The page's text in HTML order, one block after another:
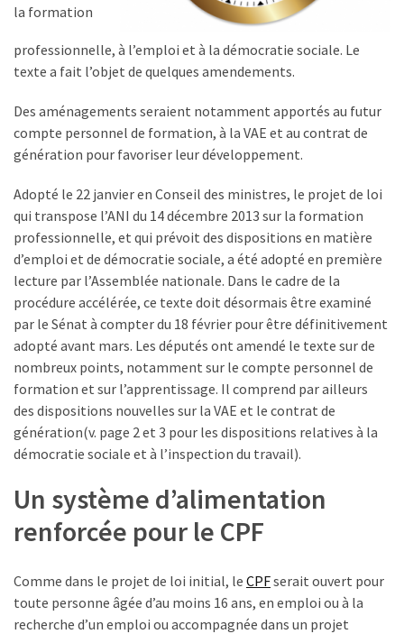
réellement
changer
dans
financement
des
formations
les
OPCO
Passeport
compétences
CV
certifié
qui
change
pour
DRH
Passeport
prévention
la formation
professionnelle, à l’emploi et à la démocratie sociale. Le
texte a fait l’objet de quelques amendements.
Des aménagements seraient notamment apportés au futur
compte personnel de formation, à la VAE et au contrat de
génération pour favoriser leur développement.
Adopté le 22 janvier en Conseil des ministres, le projet de loi
qui transpose l’ANI du 14 décembre 2013 sur la formation
professionnelle, et qui prévoit des dispositions en matière
d’emploi et de démocratie sociale, a été adopté en première
lecture par l’Assemblée nationale. Dans le cadre de la
procédure accélérée, ce texte doit désormais être examiné
par le Sénat à compter du 18 février pour être définitivement
adopté avant mars. Les députés ont amendé le texte sur de
nombreux points, notamment sur le compte personnel de
formation et sur l’apprentissage. Il comprend par ailleurs
des dispositions nouvelles sur la VAE et le contrat de
génération(v. page 2 et 3 pour les dispositions relatives à la
démocratie sociale et à l’inspection du travail).
Un système d’alimentation
renforcée pour le CPF
Comme dans le projet de loi initial, le CPFserait ouvert pour
toute personne âgée d’au moins 16 ans, en emploi ou à la
recherche d’un emploi ou accompagnée dans un projet